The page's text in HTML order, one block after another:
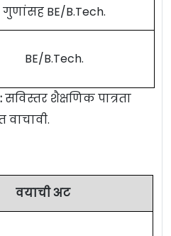
गुणांसह BE/B.Tech.
BE/B.Tech.
सविस्तर शैक्षणिक पात्रता
वाचावी.
वयाची अट